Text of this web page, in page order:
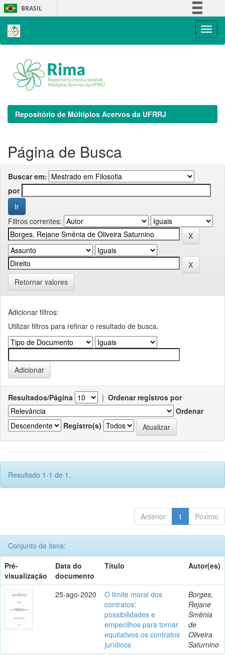
Skip
navigation
BRASIL
Repositório de Múltiplos Acervos da UFRRJ
Página de Busca
Buscar em:
por
Filtros correntes:
Retornar valores
Adicionar filtros:
Utilizar filtros para refinar o resultado de busca.
Resultados/Página | Ordenar registros por
Ordenar
Registro(s)
Resultado 1-1 de 1.
Anterior 1 Póximo
Conjunto de itens:
Pré-
visualização
Data do
documento
Título Autor(es)
25-ago-2020
O limite moral dos
contratos:
possibilidades e
empecilhos para tornar
equitativos os contratos
jurídicos
Borges,
Rejane
Smênia
de
Oliveira
Saturnino